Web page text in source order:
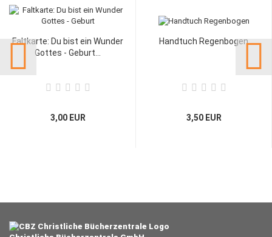
Faltkarte: Du bist ein Wunder
Gottes - Geburt...
3,00 EUR
Handtuch Regenbogen
3,50 EUR